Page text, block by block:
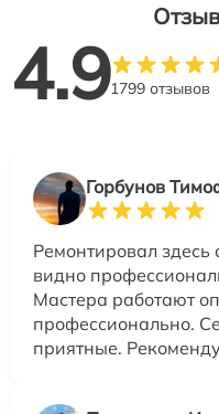
4.91799 отзывов
Горбунов
Ремонтировал здесь
видно
Мастера работают
профессионально.
приятные.